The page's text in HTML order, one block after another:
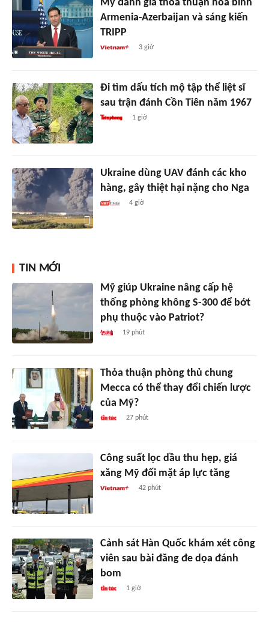
Mỹ đánh giá thỏa thuận hòa bình
Armenia-Azerbaijan và sáng kiến
TRIPP
3 giờ
Đi tìm dấu tích mộ tập thể liệt sĩ
sau trận đánh Cồn Tiên năm 1967
1 giờ
Ukraine dùng UAV đánh các kho
hàng, gây thiệt hại nặng cho Nga
4 giờ
TIN MỚI
Mỹ giúp Ukraine nâng cấp hệ
thống phòng không S-300 để bớt
phụ thuộc vào Patriot?
19 phút
Thỏa thuận phòng thủ chung
Mecca có thể thay đổi chiến lược
của Mỹ?
27 phút
Công suất lọc dầu thu hẹp, giá
xăng Mỹ đối mặt áp lực tăng
42 phút
Cảnh sát Hàn Quốc khám xét công
viên sau bài đăng đe dọa đánh
bom
1 giờ